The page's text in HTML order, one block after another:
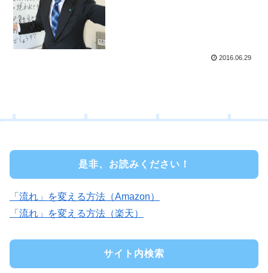
2016.06.29
是非、お読みください！
「流れ」を変える方法（Amazon）
「流れ」を変える方法（楽天）
サイト内検索